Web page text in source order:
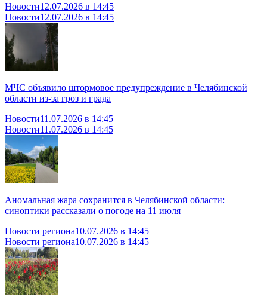
Новости12.07.2026 в 14:45
Новости12.07.2026 в 14:45
МЧС объявило штормовое предупреждение в Челябинской
области из-за гроз и града
Новости11.07.2026 в 14:45
Новости11.07.2026 в 14:45
Аномальная жара сохранится в Челябинской области:
синоптики рассказали о погоде на 11 июля
Новости региона10.07.2026 в 14:45
Новости региона10.07.2026 в 14:45